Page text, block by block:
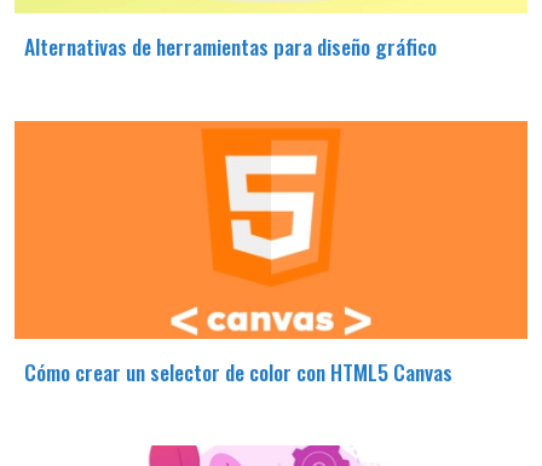
Alternativas de herramientas para diseño gráfico
Cómo crear un selector de color con HTML5 Canvas